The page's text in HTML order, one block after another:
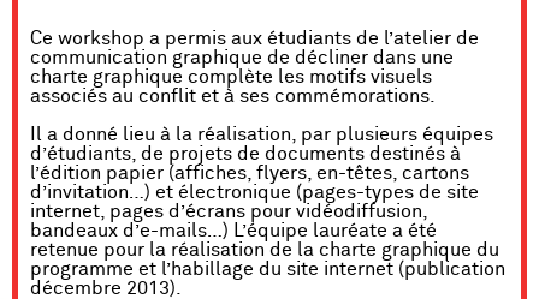
Ce workshop a permis aux étudiants de l’atelier de
communication graphique de décliner dans une
charte graphique complète les motifs visuels
associés au conflit et à ses commémorations.
Il a donné lieu à la réalisation, par plusieurs équipes
d’étudiants, de projets de documents destinés à
l’édition papier (affiches, flyers, en-têtes, cartons
d’invitation…) et électronique (pages-types de site
internet, pages d’écrans pour vidéodiffusion,
bandeaux d’e-mails…) L’équipe lauréate a été
retenue pour la réalisation de la charte graphique du
programme et l’habillage du site internet (publication
décembre 2013).